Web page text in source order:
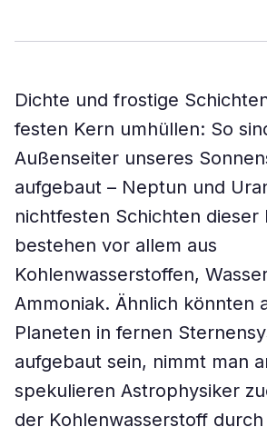
Dichte und frostige
festen Kern umhüllen: So
Außenseiter unseres
aufgebaut – Neptun und
nichtfesten Schichten dieser
bestehen vor allem aus
Kohlenwasserstoffen,
Ammoniak. Ähnlich könnten
Planeten in fernen
aufgebaut sein, nimmt man
spekulieren Astrophysiker
der Kohlenwasserstoff